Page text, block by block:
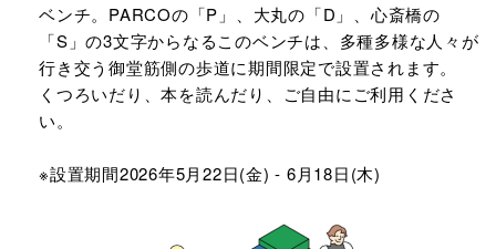
ベンチ。PARCOの「P」、大丸の「D」、心斎橋の
「S」の3文字からなるこのベンチは、多種多様な人々が
行き交う御堂筋側の歩道に期間限定で設置されます。
くつろいだり、本を読んだり、ご自由にご利用くださ
い。
※設置期間2026年5月22日(金) - 6月18日(木)